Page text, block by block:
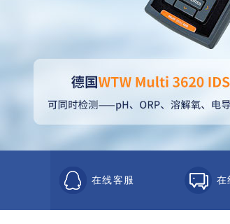
在线客服 在